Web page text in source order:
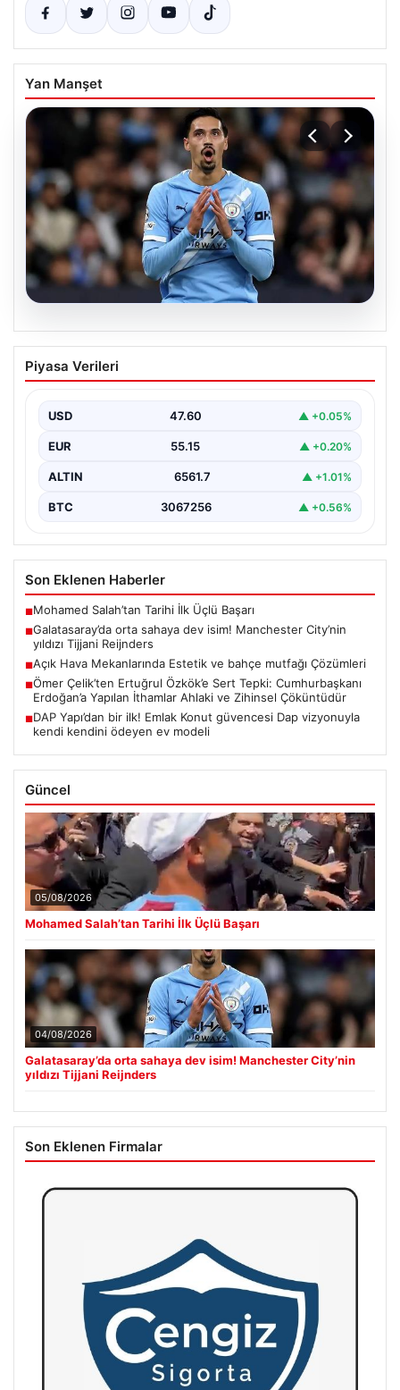
Yan Manşet
04.08.2026
Galatasaray’da orta sahaya dev isim!
Manchester City’nin yıldızı Tijjani
Piyasa Verileri
USD 47.60 ▲ +0.05%
EUR 55.15 ▲ +0.20%
ALTIN 6561.7 ▲ +1.01%
BTC 3067256 ▲ +0.56%
Son Eklenen Haberler
■Mohamed Salah’tan Tarihi İlk Üçlü Başarı
■Galatasaray’da orta sahaya dev isim! Manchester City’nin
yıldızı Tijjani Reijnders
■Açık Hava Mekanlarında Estetik ve bahçe mutfağı Çözümleri
■Ömer Çelik’ten Ertuğrul Özkök’e Sert Tepki: Cumhurbaşkanı
Erdoğan’a Yapılan İthamlar Ahlaki ve Zihinsel Çöküntüdür
■DAP Yapı’dan bir ilk! Emlak Konut güvencesi Dap vizyonuyla
kendi kendini ödeyen ev modeli
Güncel
05/08/2026
Mohamed Salah’tan Tarihi İlk Üçlü Başarı
04/08/2026
Galatasaray’da orta sahaya dev isim! Manchester City’nin
yıldızı Tijjani Reijnders
Son Eklenen Firmalar